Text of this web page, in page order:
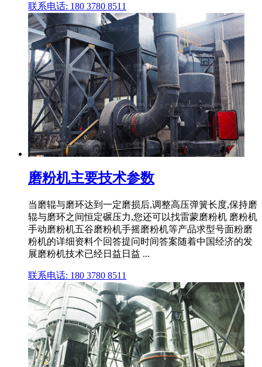
联系电话: 180 3780 8511
磨粉机主要技术参数
当磨辊与磨环达到一定磨损后,调整高压弹簧长度,保持磨
辊与磨环之间恒定碾压力,您还可以找雷蒙磨粉机 磨粉机
手动磨粉机五谷磨粉机手摇磨粉机等产品求型号面粉磨
粉机的详细资料个回答提问时间答案随着中国经济的发
展磨粉机技术已经日益日益 ...
联系电话: 180 3780 8511